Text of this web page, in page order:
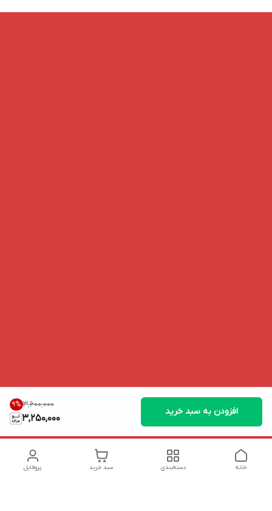
۳٬۶۰۰٬۰۰۰ 9%
3,250,000
افزودن به سبد خرید
پروفایل سبد خرید دسته‌بندی خانه